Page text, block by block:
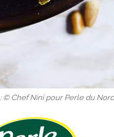
© Chef Nini pour Perle du Nord